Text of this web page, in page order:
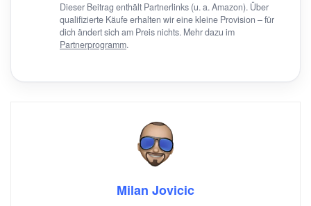
Dieser Beitrag enthält Partnerlinks (u. a. Amazon). Über
qualifizierte Käufe erhalten wir eine kleine Provision – für
dich ändert sich am Preis nichts. Mehr dazu im
Partnerprogramm.
Milan Jovicic